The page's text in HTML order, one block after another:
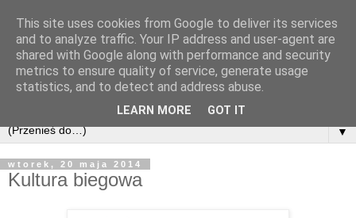
▼
wtorek, 20 maja 2014
Kultura biegowa
This site uses cookies from Google to deliver its services
and to analyze traffic. Your IP address and user-agent are
shared with Google along with performance and security
metrics to ensure quality of service, generate usage
statistics, and to detect and address abuse.
LEARN MORE GOT IT